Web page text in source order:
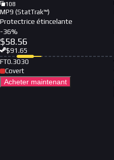
108
MP9 (StatTrak™)
Protectrice étincelante
-36%
$58.56
$91.65
FT0.3030
Covert
Acheter maintenant